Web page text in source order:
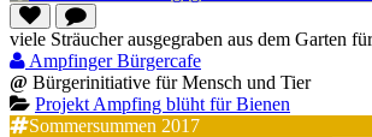
viele Sträucher ausgegraben aus dem Garten
Ampfinger Bürgercafe
@ Bürgerinitiative für Mensch und Tier
Projekt Ampfing blüht für Bienen
Sommersummen 2017